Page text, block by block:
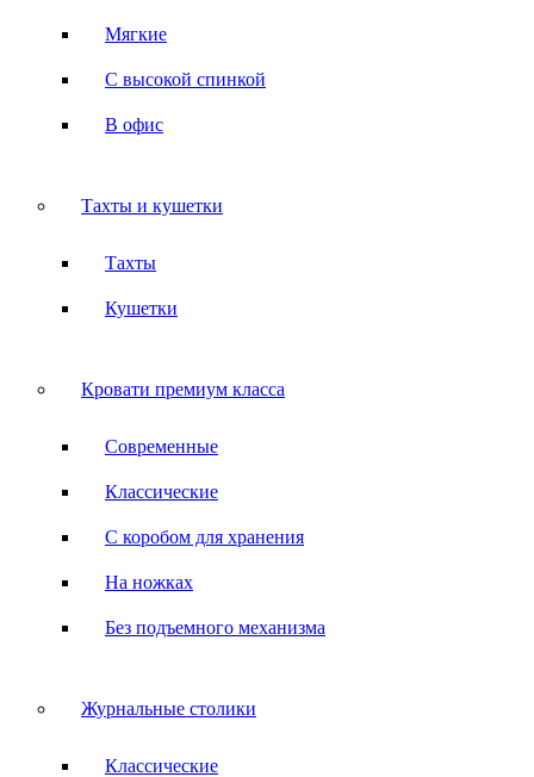
Мягкие
С высокой спинкой
В офис
Тахты и кушетки
Тахты
Кушетки
Кровати премиум класса
Современные
Классические
С коробом для хранения
На ножках
Без подъемного механизма
Журнальные столики
Классические